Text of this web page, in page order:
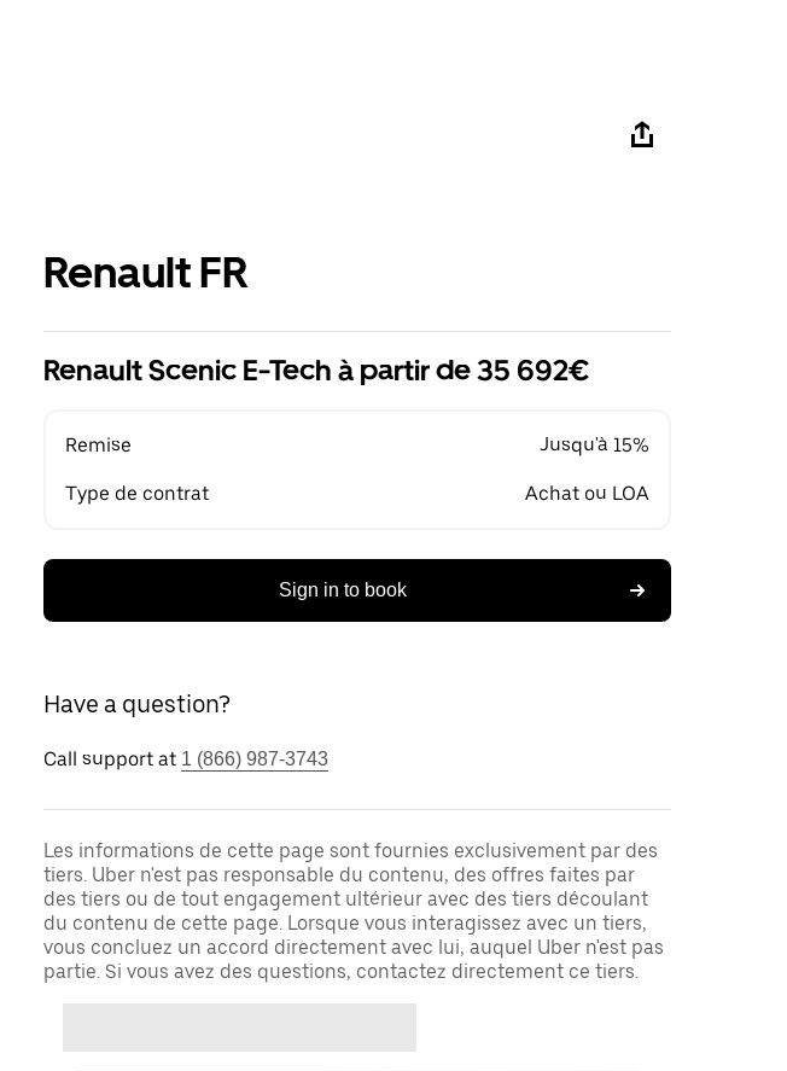
Renault FR
Renault Scenic E-Tech à partir de 35 692€
Remise Jusqu'à 15%
Type de contrat Achat ou LOA
Sign in to book
Have a question?
Call support at 1 (866) 987-3743
Les informations de cette page sont fournies exclusivement par des
tiers. Uber n'est pas responsable du contenu, des offres faites par
des tiers ou de tout engagement ultérieur avec des tiers découlant
du contenu de cette page. Lorsque vous interagissez avec un tiers,
vous concluez un accord directement avec lui, auquel Uber n'est pas
partie. Si vous avez des questions, contactez directement ce tiers.